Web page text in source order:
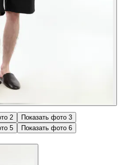
2 Показать фото 3
5 Показать фото 6